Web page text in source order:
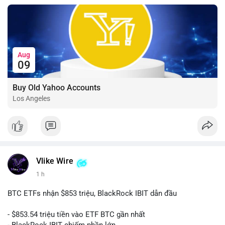
Aug
09
Buy Old Yahoo Accounts
Los Angeles
Vlike Wire
1 h
BTC ETFs nhận $853 triệu, BlackRock IBIT dẫn đầu
- $853.54 triệu tiền vào ETF BTC gần nhất